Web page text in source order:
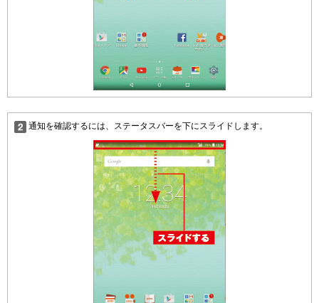
通知を確認するには、ステータスバーを下にスライドします。